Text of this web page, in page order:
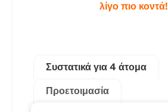
λίγο πιο κοντά!
Συστατικά για 4 άτομα
Προετοιμασία